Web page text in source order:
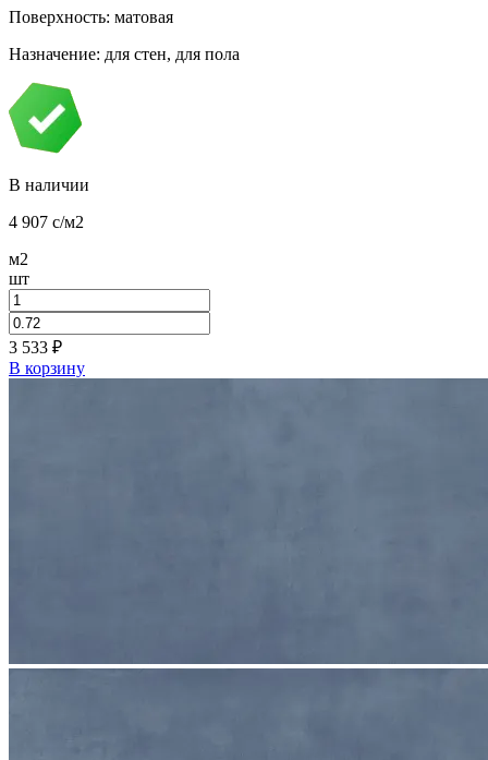
Поверхность: матовая
Назначение: для стен, для пола
В наличии
4 907 c/м2
м2
шт
3 533 ₽
В корзину